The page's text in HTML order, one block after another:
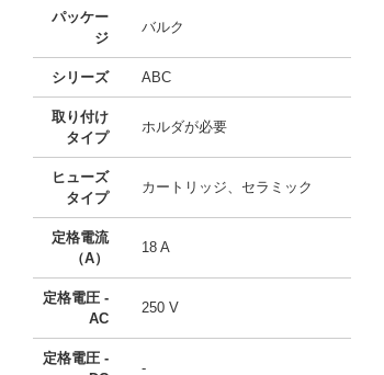
パッケー
ジ
バルク
シリーズ ABC
取り付け
タイプ
ホルダが必要
ヒューズ
タイプ
カートリッジ、セラミック
定格電流
（A）
18 A
定格電圧 -
AC
250 V
定格電圧 -
-